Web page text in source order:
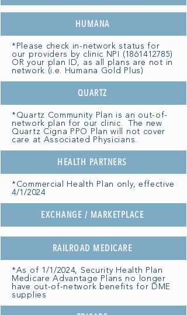
HUMANA
*Please check in-network status for
our providers by clinic NPI (1861412785)
OR your plan ID, as all plans are not in
network (i.e. Humana Gold Plus)
QUARTZ
*Quartz Community Plan is an out-of-
network plan for our clinic. The new
Quartz Cigna PPO Plan will not cover
care at Associated Physicians.
HEALTH PARTNERS
*Commercial Health Plan only, effective
4/1/2024
EXCHANGE / MARKETPLACE
RAILROAD MEDICARE
*As of 1/1/2024, Security Health Plan
Medicare Advantage Plans no longer
have out-of-network benefits for DME
supplies